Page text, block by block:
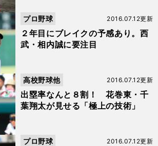
２年目にブレイクの予感あり。西
武・相内誠に要注目
2016.07.12更新
プロ野球
出塁率なんと８割！ 花巻東・千
葉翔太が見せる「極上の技術」
2016.07.12更新
高校野球他
2016.07.12更新
プロ野球